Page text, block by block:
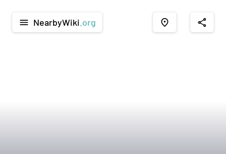
menu NearbyWiki .org place share